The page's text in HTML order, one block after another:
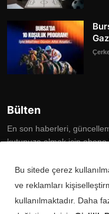
Bülten
En son haberleri,
kutunuza almak için abone
Bu sitede çerez
ve reklamları
kullanılmaktadır. Daha